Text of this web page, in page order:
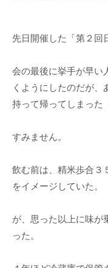
先日開催した「第２回
会の最後に挙手が早い
くようにしたのだが
持って帰ってしまった
すみません。
飲む前は、精米歩合３
をイメージしていた。
が、思った以上に味が
った。